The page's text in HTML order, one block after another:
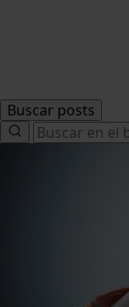
Buscar posts
Search
for: